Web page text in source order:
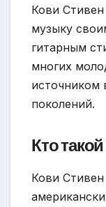
Кови
музыку
гитарным
многих
источником
поколений.
Кто
Кови